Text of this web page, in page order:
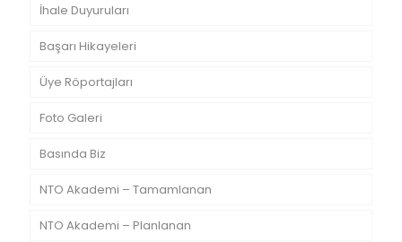
İhale Duyuruları
Başarı Hikayeleri
Üye Röportajları
Foto Galeri
Basında Biz
NTO Akademi – Tamamlanan
NTO Akademi – Planlanan